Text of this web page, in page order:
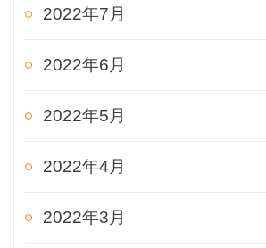
2022年7月
2022年6月
2022年5月
2022年4月
2022年3月